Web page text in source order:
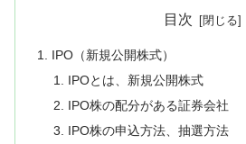
目次
IPO（新規公開株式）
IPOとは、新規公開株式
IPO株の配分がある証券会社
IPO株の申込方法、抽選方法